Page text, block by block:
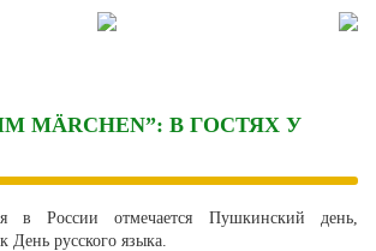
MÄRCHEN”: В ГОСТЯХ У
в России отмечается Пушкинский день,
День русского языка.